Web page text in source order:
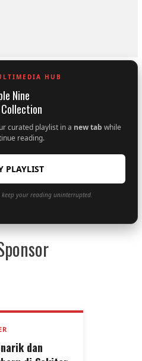
HUB
Nine
curated playlist in a new tab while
reading.
PLAYLIST
your reading uninterrupted.
dan